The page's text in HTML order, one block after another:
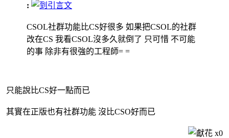
:
CSOL社群功能比CS好很多 如果把CSOL的社群
改在CS 我看CSOL沒多久就倒了 只可惜 不可能
的事 除非有很強的工程師= =
只能說比CS好一點而已
其實在正版也有社群功能 沒比CSO好而已
x0